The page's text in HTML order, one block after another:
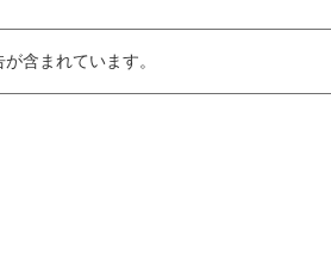
含まれています。